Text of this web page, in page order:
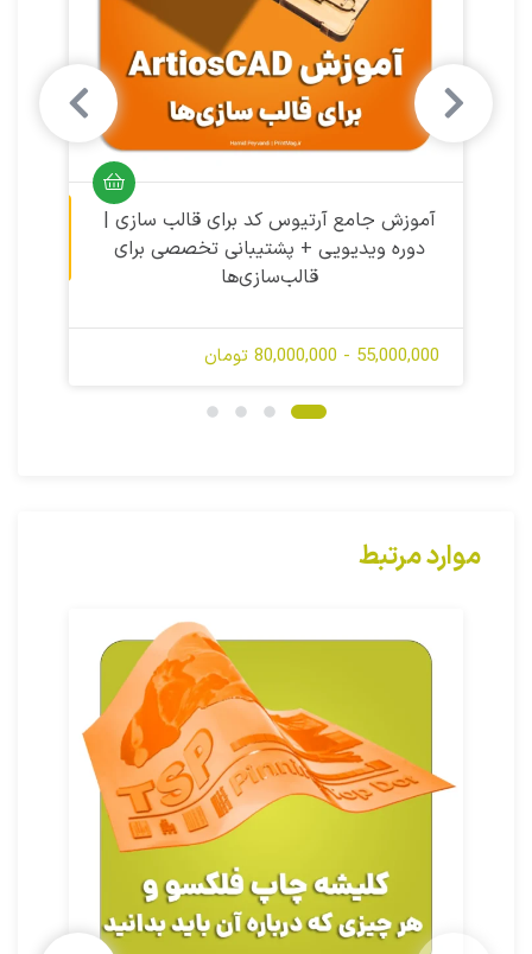
آموزش جامع آرتیوس کد برای قالب‌ سازی |
دوره ویدیویی + پشتیبانی تخصصی برای
قالب‌سازی‌ها
55,000,000 - 80,000,000 تومان
موارد مرتبط